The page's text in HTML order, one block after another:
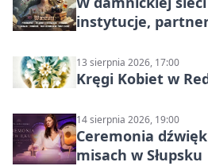
instytucje,
13 sierpnia 2026, 17:00
Kręgi Kobiet w
14 sierpnia 2026, 19:00
Ceremonia
misach w Słupsku